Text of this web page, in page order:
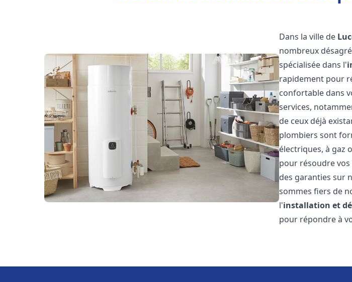
Dans la ville de
nombreux
spécialisée dans l'
rapidement pour
confortable dans
services,
de ceux déjà
plombiers sont
électriques, à gaz
pour résoudre
des garanties sur
sommes fiers de
l'installation et
pour répondre à